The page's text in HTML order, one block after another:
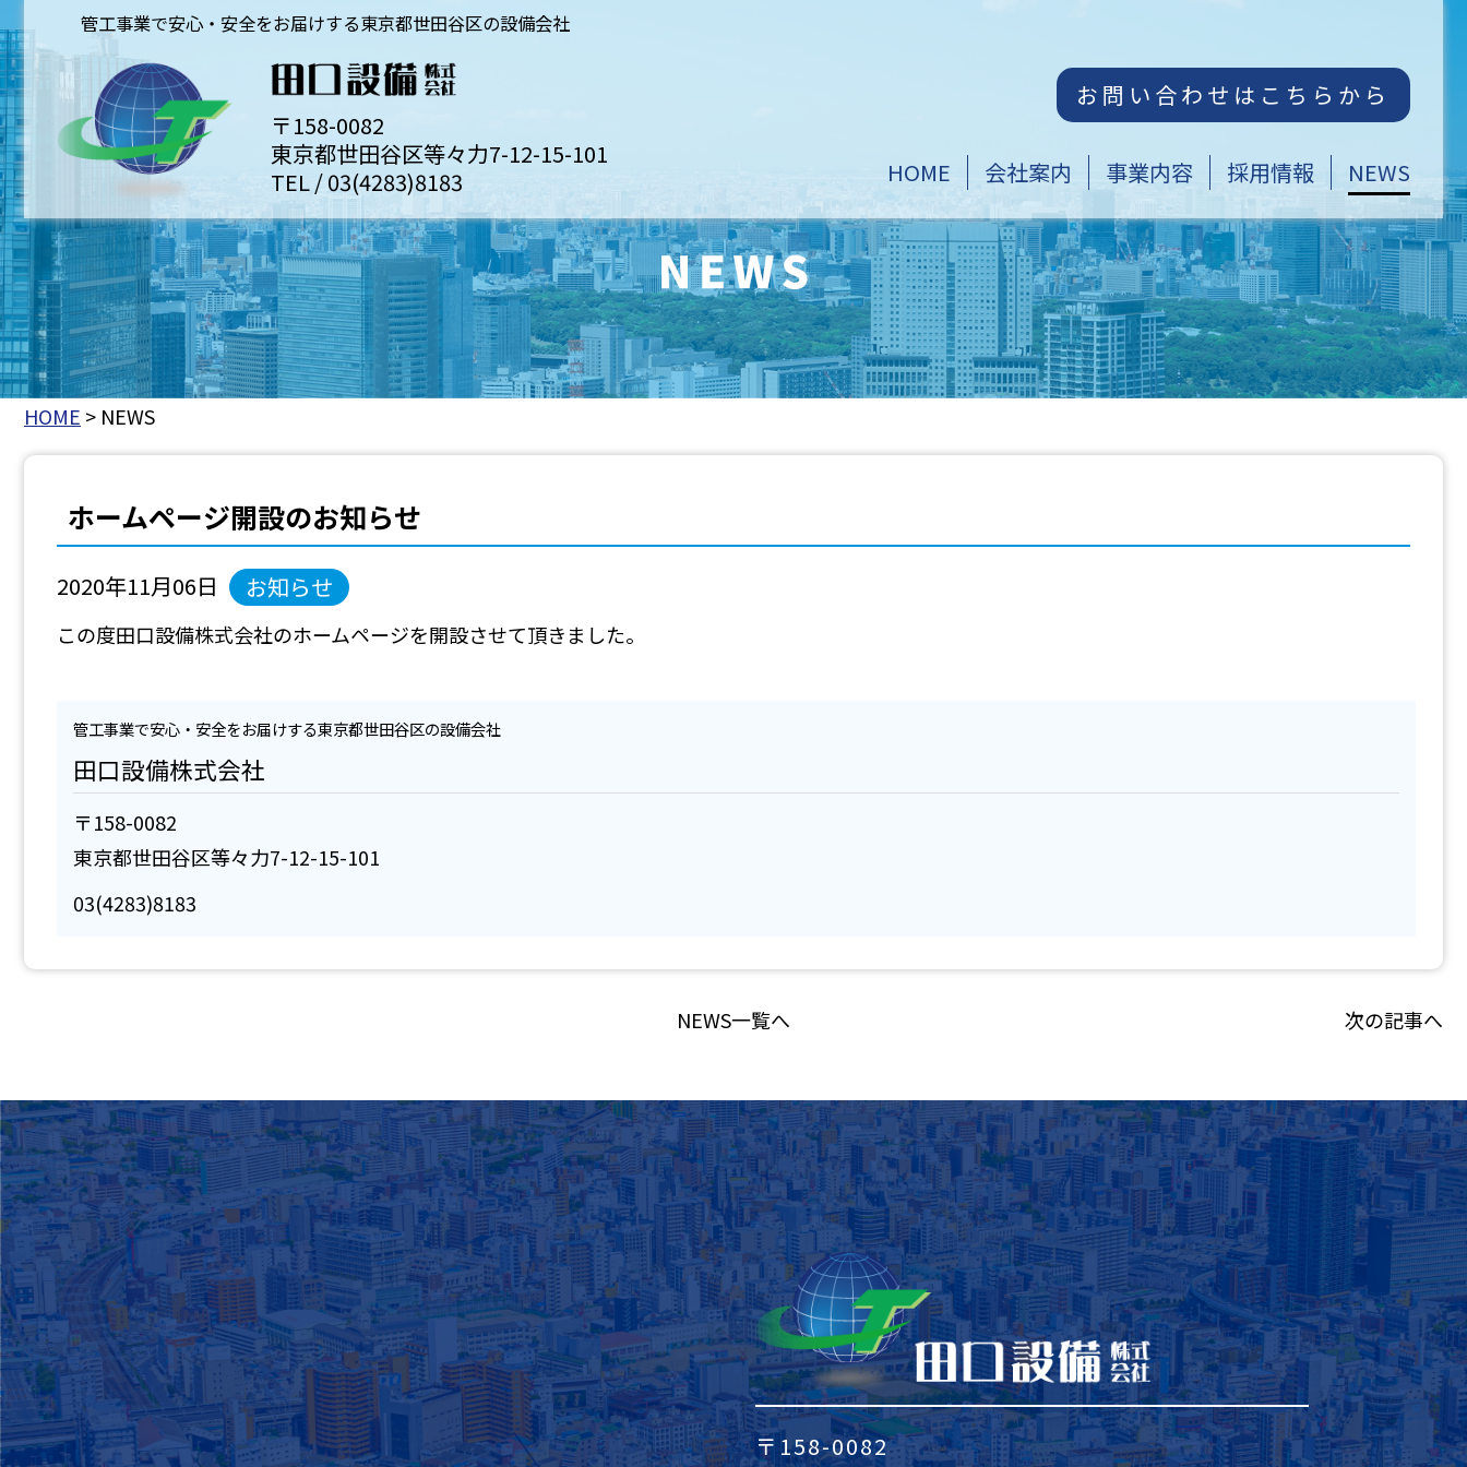
管工事業で安心・安全をお届けする東京都世田谷区の設備会社
〒158-0082
東京都世田谷区等々力7-12-15-101
TEL / 03(4283)8183
お問い合わせはこちらから
HOME 会社案内 事業内容 採用情報 NEWS
HOME NEWS
ホームページ開設のお知らせ
2020年11月06日 お知らせ
この度田口設備株式会社のホームページを開設させて頂きました。
管工事業で安心・安全をお届けする東京都世田谷区の設備会社
田口設備株式会社
〒158-0082
東京都世田谷区等々力7-12-15-101
03(4283)8183
NEWS一覧へ 次の記事へ
〒158-0082